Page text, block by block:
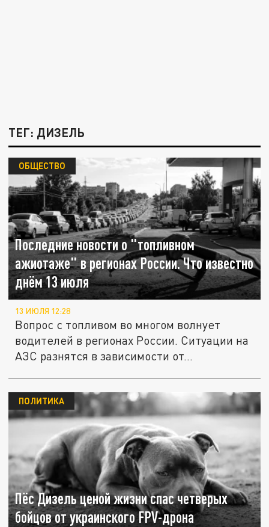
ТЕГ: ДИЗЕЛЬ
Последние новости о "топливном
ажиотаже" в регионах России. Что известно
днём 13 июля
ОБЩЕСТВО
13 ИЮЛЯ 12:28
Вопрос с топливом во многом волнует
водителей в регионах России. Ситуации на
АЗС разнятся в зависимости от...
Пёс Дизель ценой жизни спас четверых
бойцов от украинского FPV-дрона
ПОЛИТИКА